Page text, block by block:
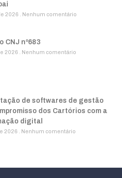
2026 Nenhum comentário
CNJ nº683
2026 Nenhum comentário
de softwares de gestão
dos Cartórios com a
digital
2026 Nenhum comentário